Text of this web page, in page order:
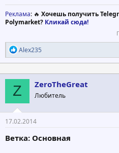
Реклама: 🔥 Хочешь получить
Polymarket? Кликай сюда!
Р
е
а
к
ц
и
и
:
Alex235
Z ZeroTheGreat
Любитель
17.02.2014
Ветка: Основная